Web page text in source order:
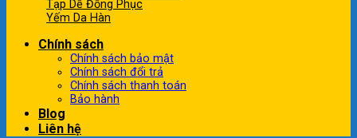
Tạp Dề Đồng Phục
Yếm Da Hàn
Chính sách
Chính sách bảo mật
Chính sách đổi trả
Chính sách thanh toán
Bảo hành
Blog
Liên hệ